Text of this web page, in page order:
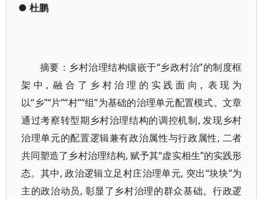
● 杜鹏
摘要：乡村治理结构镶嵌于“乡政村治”的制度框
架中, 融合了乡村治理的实践面向, 表现为
以“乡”“片”“村”“组”为基础的治理单元配置模式。文章
通过考察转型期乡村治理结构的调控机制, 发现乡村
治理单元的配置逻辑兼有政治属性与行政属性, 二者
共同塑造了乡村治理结构, 赋予其“虚实相生”的实践形
态。其中, 政治逻辑立足村庄治理单元, 突出“块块”为
主的政治动员, 彰显了乡村治理的群众基础。行政逻